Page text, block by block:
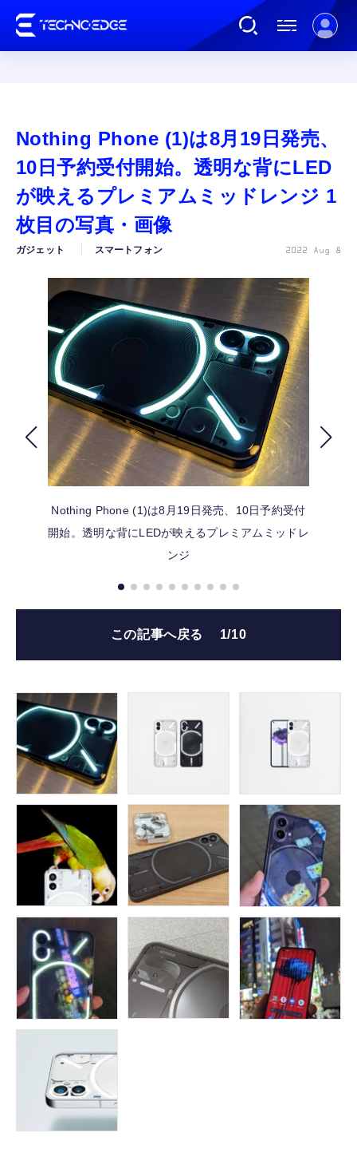
AI
ガジェット
ゲーム
カルチャー
公式ストア
FOLLOW US
Nothing Phone (1)は8月19日発売、
10日予約受付開始。透明な背にLED
が映えるプレミアムミッドレンジ 1
枚目の写真・画像
ガジェット スマートフォン 2022 Aug 8
Nothing Phone (1)は8月19日発売、10日予約受付
開始。透明な背にLEDが映えるプレミアムミッドレ
ンジ
この記事へ戻る 1/10